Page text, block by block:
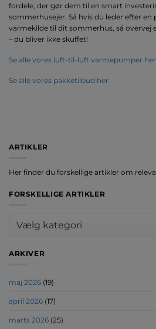
fordele, der gør dem til en smart
sommerhusejer. Så hvis du leder efter en
varmekilde til dit sommerhus, så
– du bliver ikke skuffet!
Se alle vores luft-til-luft varmepumper her
Se alle vores pakketilbud her
ARTIKLER
Her finder du forskellige artikler om
FORSKELLIGE ARTIKLER
artikler
ARKIVER
maj 2026 (19)
april 2026 (17)
marts 2026 (25)